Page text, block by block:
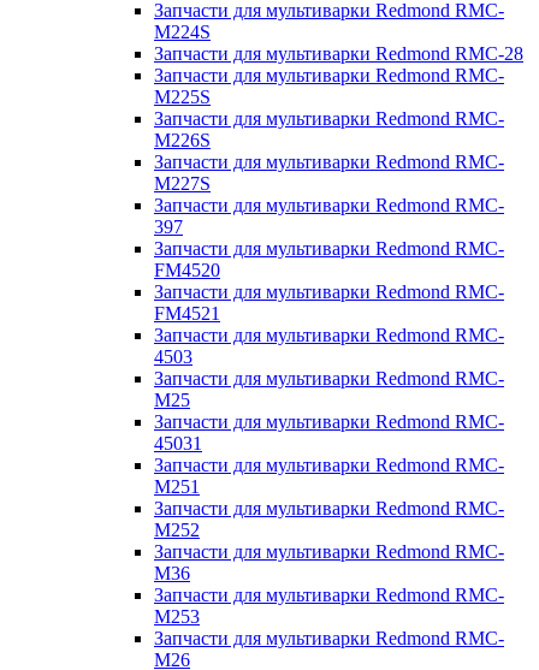
Запчасти для мультиварки Redmond RMC-
M224S
Запчасти для мультиварки Redmond RMC-28
Запчасти для мультиварки Redmond RMC-
M225S
Запчасти для мультиварки Redmond RMC-
M226S
Запчасти для мультиварки Redmond RMC-
M227S
Запчасти для мультиварки Redmond RMC-
397
Запчасти для мультиварки Redmond RMC-
FM4520
Запчасти для мультиварки Redmond RMC-
FM4521
Запчасти для мультиварки Redmond RMC-
4503
Запчасти для мультиварки Redmond RMC-
M25
Запчасти для мультиварки Redmond RMC-
45031
Запчасти для мультиварки Redmond RMC-
M251
Запчасти для мультиварки Redmond RMC-
M252
Запчасти для мультиварки Redmond RMC-
M36
Запчасти для мультиварки Redmond RMC-
M253
Запчасти для мультиварки Redmond RMC-
M26